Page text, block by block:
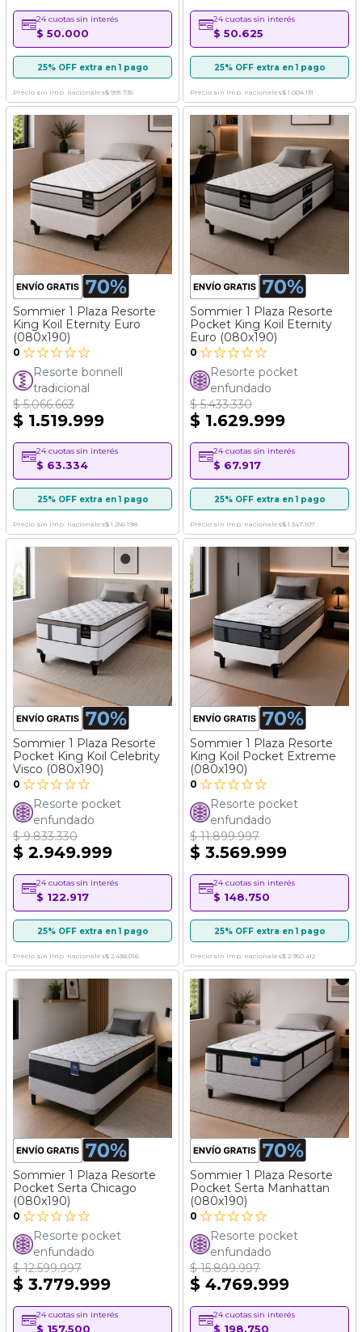
24 cuotas sin interés
$ 50.000
25% OFF extra en 1 pago
Precio sin imp. nacionales$ 991.735
24 cuotas sin interés
$ 50.625
25% OFF extra en 1 pago
Precio sin imp. nacionales$ 1.004.131
Sommier 1 Plaza Resorte
King Koil Eternity Euro
(080x190)
0
Resorte bonnell
tradicional
$ 5.066.663
$ 1.519.999
24 cuotas sin interés
$ 63.334
25% OFF extra en 1 pago
Precio sin imp. nacionales$ 1.256.198
Sommier 1 Plaza Resorte
Pocket King Koil Eternity
Euro (080x190)
0
Resorte pocket
enfundado
$ 5.433.330
$ 1.629.999
24 cuotas sin interés
$ 67.917
25% OFF extra en 1 pago
Precio sin imp. nacionales$ 1.347.107
Sommier 1 Plaza Resorte
Pocket King Koil Celebrity
Visco (080x190)
0
Resorte pocket
enfundado
$ 9.833.330
$ 2.949.999
24 cuotas sin interés
$ 122.917
25% OFF extra en 1 pago
Precio sin imp. nacionales$ 2.438.016
Sommier 1 Plaza Resorte
King Koil Pocket Extreme
(080x190)
0
Resorte pocket
enfundado
$ 11.899.997
$ 3.569.999
24 cuotas sin interés
$ 148.750
25% OFF extra en 1 pago
Precio sin imp. nacionales$ 2.950.412
Sommier 1 Plaza Resorte
Pocket Serta Chicago
(080x190)
0
Resorte pocket
enfundado
$ 12.599.997
$ 3.779.999
24 cuotas sin interés
$ 157.500
Sommier 1 Plaza Resorte
Pocket Serta Manhattan
(080x190)
0
Resorte pocket
enfundado
$ 15.899.997
$ 4.769.999
24 cuotas sin interés
$ 198.750